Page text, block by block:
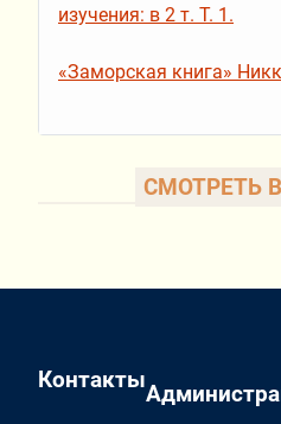
изучения: в 2 т. Т. 1.
«Заморская книга»
СМОТРЕТЬ
Контакты